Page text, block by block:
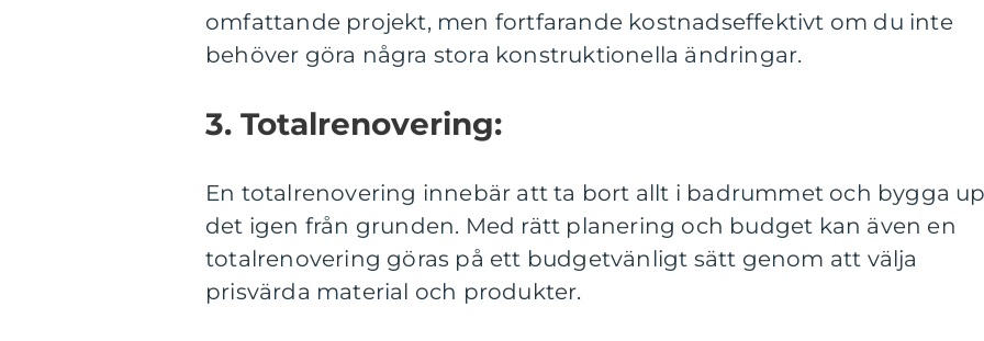
omfattande projekt, men fortfarande kostnadseffektivt om du inte
behöver göra några stora konstruktionella ändringar.
3. Totalrenovering:
En totalrenovering innebär att ta bort allt i badrummet och bygga
det igen från grunden. Med rätt planering och budget kan även en
totalrenovering göras på ett budgetvänligt sätt genom att välja
prisvärda material och produkter.